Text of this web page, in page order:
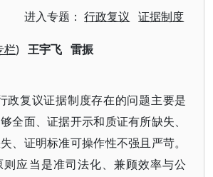
进入专题：行政复议 证据制度
栏) 王宇飞 雷振
政复议证据制度存在的问题主要是
全面、证据开示和质证有所缺失、
、证明标准可操作性不强且严苛。
应当是准司法化、兼顾效率与公